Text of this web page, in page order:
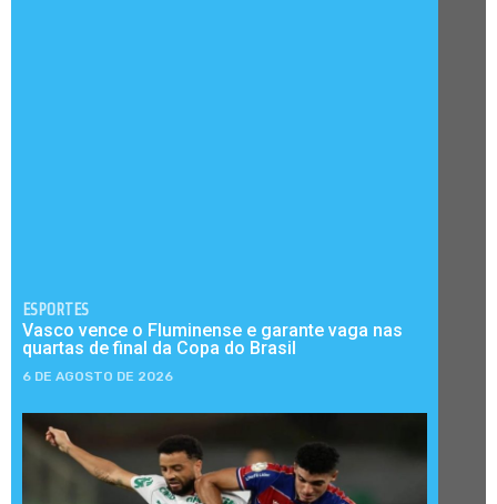
ESPORTES
Vasco vence o Fluminense e garante vaga nas
quartas de final da Copa do Brasil
6 DE AGOSTO DE 2026